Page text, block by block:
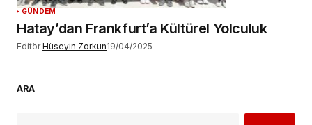
GÜNDEM
Hatay’dan Frankfurt’a Kültürel Yolculuk
Editör Hüseyin Zorkun19/04/2025
ARA